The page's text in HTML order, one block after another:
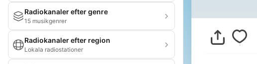
Radiokanaler efter genre
15 musikgenrer
Radiokanaler efter region
Lokala radiostationer